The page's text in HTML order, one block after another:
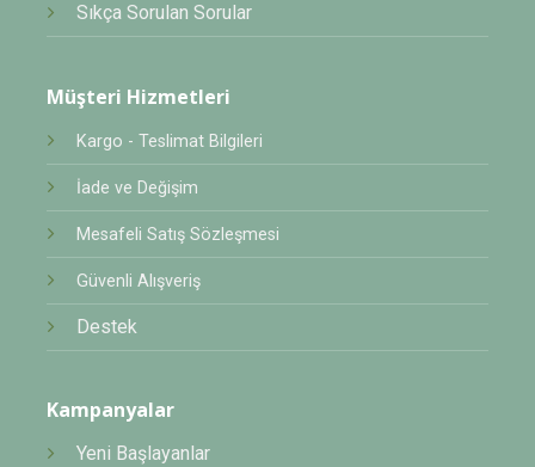
Sıkça Sorulan Sorular
Müşteri Hizmetleri
Kargo - Teslimat Bilgileri
İade ve Değişim
Mesafeli Satış Sözleşmesi
Güvenli Alışveriş
Destek
Kampanyalar
Yeni Başlayanlar